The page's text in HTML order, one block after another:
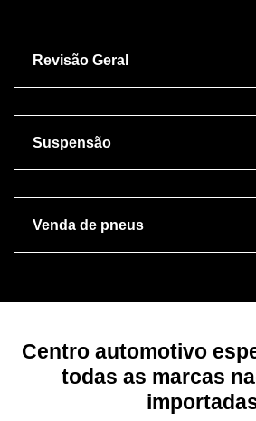
Revisão Geral
Suspensão
Venda de pneus
Centro automotivo
todas as marcas